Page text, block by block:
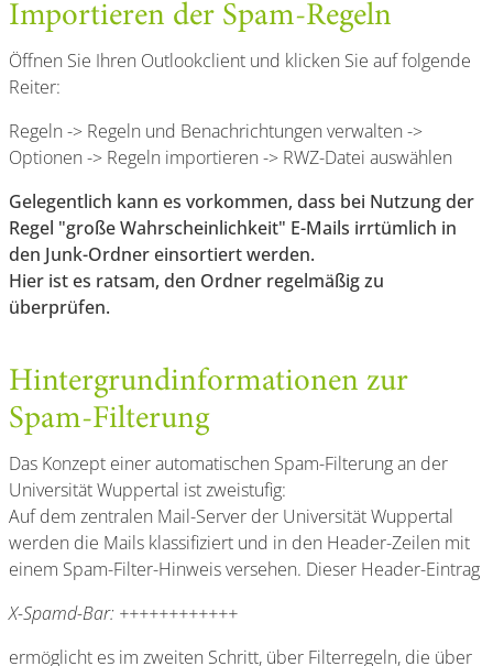
Importieren der Spam-Regeln
Öffnen Sie Ihren Outlookclient und klicken Sie auf folgende
Reiter:
Regeln -> Regeln und Benachrichtungen verwalten ->
Optionen -> Regeln importieren -> RWZ-Datei auswählen
Gelegentlich kann es vorkommen, dass bei Nutzung der
Regel "große Wahrscheinlichkeit" E-Mails irrtümlich in
den Junk-Ordner einsortiert werden.
Hier ist es ratsam, den Ordner regelmäßig zu
überprüfen.
Hintergrundinformationen zur
Spam-Filterung
Das Konzept einer automatischen Spam-Filterung an der
Universität Wuppertal ist zweistufig:
Auf dem zentralen Mail-Server der Universität Wuppertal
werden die Mails klassifiziert und in den Header-Zeilen mit
einem Spam-Filter-Hinweis versehen. Dieser Header-Eintrag
X-Spamd-Bar: ++++++++++++
ermöglicht es im zweiten Schritt, über Filterregeln, die über